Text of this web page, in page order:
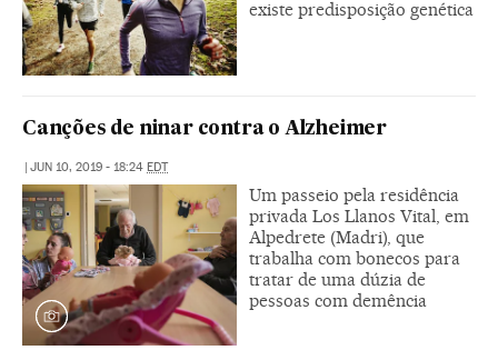
existe predisposição genética
Canções de ninar contra o Alzheimer
| JUN 10, 2019 - 18:24 EDT
Um passeio pela residência
privada Los Llanos Vital, em
Alpedrete (Madri), que
trabalha com bonecos para
tratar de uma dúzia de
pessoas com demência